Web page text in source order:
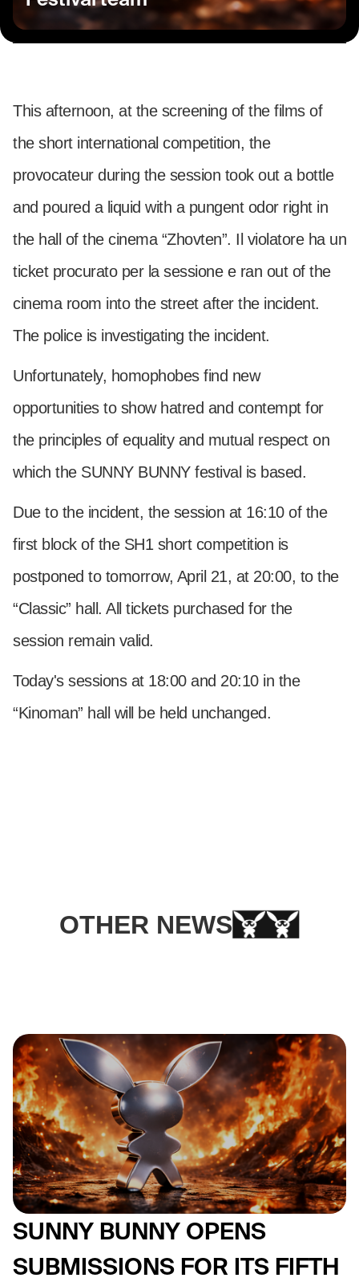
This afternoon, at the screening of the films of
the short international competition, the
provocateur during the session took out a bottle
and poured a liquid with a pungent odor right in
the hall of the cinema “Zhovten”. Il violatore ha un
ticket procurato per la sessione e ran out of the
cinema room into the street after the incident.
The police is investigating the incident.
Unfortunately, homophobes find new
opportunities to show hatred and contempt for
the principles of equality and mutual respect on
which the SUNNY BUNNY festival is based.
Due to the incident, the session at 16:10 of the
first block of the SH1 short competition is
postponed to tomorrow, April 21, at 20:00, to the
“Classic” hall. All tickets purchased for the
session remain valid.
Today's sessions at 18:00 and 20:10 in the
“Kinoman” hall will be held unchanged.
OTHER NEWS
SUNNY BUNNY OPENS
SUBMISSIONS FOR ITS FIFTH